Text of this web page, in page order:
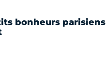
bonheurs parisiens